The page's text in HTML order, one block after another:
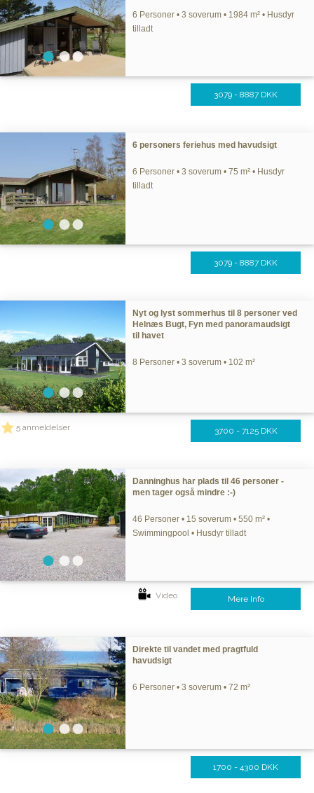
6 Personer • 3 soverum • 1984 m² • Husdyr
tilladt
3079 - 8887 DKK
6 personers feriehus med havudsigt
6 Personer • 3 soverum • 75 m² • Husdyr
tilladt
3079 - 8887 DKK
Nyt og lyst sommerhus til 8 personer ved
Helnæs Bugt, Fyn med panoramaudsigt
til havet
8 Personer • 3 soverum • 102 m²
5 anmeldelser 3700 - 7125 DKK
Danninghus har plads til 46 personer -
men tager også mindre :-)
46 Personer • 15 soverum • 550 m² •
Swimmingpool • Husdyr tilladt
Video Mere Info
Direkte til vandet med pragtfuld
havudsigt
6 Personer • 3 soverum • 72 m²
1700 - 4300 DKK